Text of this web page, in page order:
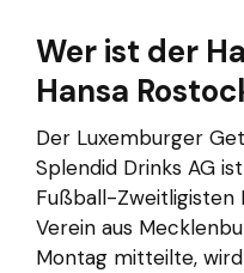
Wer ist der
Hansa
Der Luxemburger
Splendid Drinks AG
Fußball-Zweitligisten
Verein aus
Montag mitteilte,